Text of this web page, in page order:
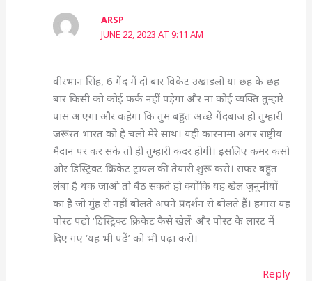
ARSP
JUNE 22, 2023 AT 9:11 AM
वीरभान सिंह, 6 गेंद में दो बार विकेट उखाड़लो या छह के छह
बार किसी को कोई फर्क नहीं पड़ेगा और ना कोई व्यक्ति तुम्हारे
पास आएगा और कहेगा कि तुम बहुत अच्छे गेंदबाज हो तुम्हारी
जरूरत भारत को है चलो मेरे साथ। यही कारनामा अगर राष्ट्रीय
मैदान पर कर सके तो ही तुम्हारी कदर होगी। इसलिए कमर कसो
और डिस्ट्रिक्ट क्रिकेट ट्रायल की तैयारी शुरू करो। सफर बहुत
लंबा है थक जाओ तो बैठ सकते हो क्योंकि यह खेल जुनूनीयों
का है जो मुंह से नहीं बोलते अपने प्रदर्शन से बोलते हैं। हमारा यह
पोस्ट पढ़ो ‘डिस्ट्रिक्ट क्रिकेट कैसे खेलें’ और पोस्ट के लास्ट में
दिए गए ‘यह भी पढ़ें’ को भी पढ़ा करो।
Reply